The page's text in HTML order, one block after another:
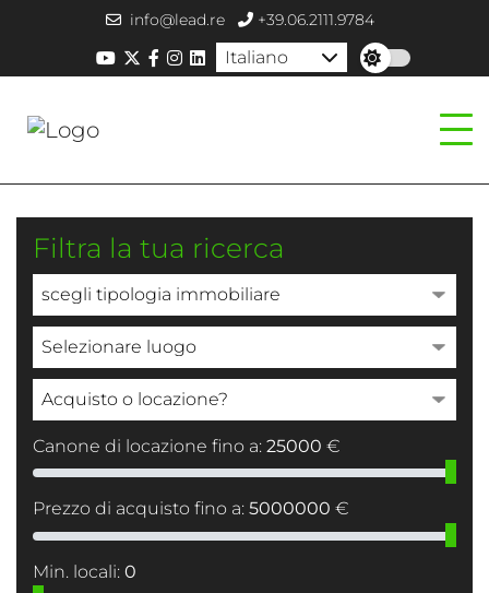
info@lead.re +39.06.2111.9784
Italiano
Filtra la tua ricerca
Canone di locazione fino a: 25000 €
Prezzo di acquisto fino a: 5000000 €
Min. locali: 0